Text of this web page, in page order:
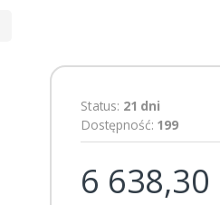
Status: 21 dni
Dostępność: 199
6 638,30